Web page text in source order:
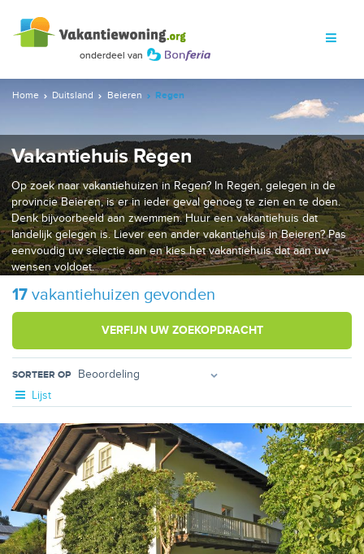
Home Duitsland Beieren Regen
Vakantiehuis Regen
Op zoek naar vakantiehuizen in Regen? In Regen, gelegen in de
provincie Beieren, is er in ieder geval genoeg te zien en te doen.
Denk bijvoorbeeld aan zwemmen. Huur een vakantiehuis dat
landelijk gelegen is. Liever een ander vakantiehuis in Beieren? Pas
eenvoudig uw selectie aan en kies het vakantiehuis dat aan uw
wensen voldoet.
17 vakantiehuizen gevonden
VERFIJN UW ZOEKOPDRACHT
SORTEER OP
Lijst